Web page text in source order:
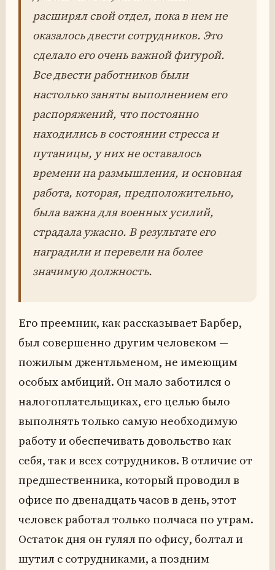
расширял свой отдел, пока в нем не
оказалось двести сотрудников. Это
сделало его очень важной фигурой.
Все двести работников были
настолько заняты выполнением его
распоряжений, что постоянно
находились в состоянии стресса и
путаницы, у них не оставалось
времени на размышления, и основная
работа, которая, предположительно,
была важна для военных усилий,
страдала ужасно. В результате его
наградили и перевели на более
значимую должность.
Его преемник, как рассказывает Барбер,
был совершенно другим человеком —
пожилым джентльменом, не имеющим
особых амбиций. Он мало заботился о
налогоплательщиках, его целью было
выполнять только самую необходимую
работу и обеспечивать довольство как
себя, так и всех сотрудников. В отличие от
предшественника, который проводил в
офисе по двенадцать часов в день, этот
человек работал только полчаса по утрам.
Остаток дня он гулял по офису, болтал и
шутил с сотрудниками, а поздним